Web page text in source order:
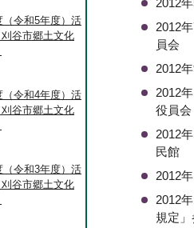
2012
2012
員会
2012
2012
役員会
2012
民館
2012
2012
規定」
（令和5年度）活
谷市郷土文化
（令和4年度）活
谷市郷土文化
（令和3年度）活
谷市郷土文化